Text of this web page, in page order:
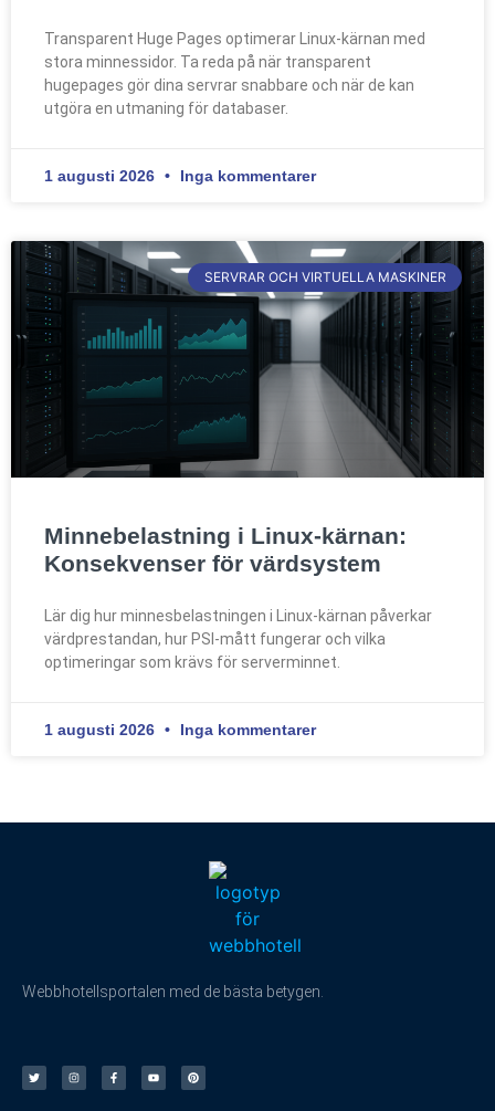
Transparent Huge Pages optimerar Linux-kärnan med
stora minnessidor. Ta reda på när transparent
hugepages gör dina servrar snabbare och när de kan
utgöra en utmaning för databaser.
1 augusti 2026 Inga kommentarer
SERVRAR OCH VIRTUELLA MASKINER
Minnebelastning i Linux-kärnan:
Konsekvenser för värdsystem
Lär dig hur minnesbelastningen i Linux-kärnan påverkar
värdprestandan, hur PSI-mått fungerar och vilka
optimeringar som krävs för serverminnet.
1 augusti 2026 Inga kommentarer
Webbhotellsportalen med de bästa betygen.